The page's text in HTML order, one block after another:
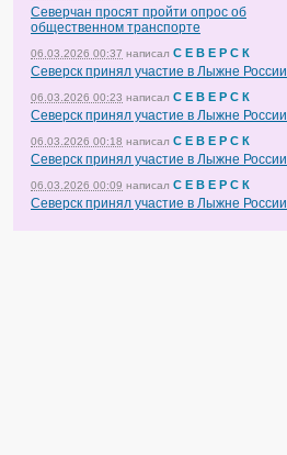
Северчан просят пройти опрос об
общественном транспорте
06.03.2026 00:37 написал С Е В Е Р С К
Северск принял участие в Лыжне России
06.03.2026 00:23 написал С Е В Е Р С К
Северск принял участие в Лыжне России
06.03.2026 00:18 написал С Е В Е Р С К
Северск принял участие в Лыжне России
06.03.2026 00:09 написал С Е В Е Р С К
Северск принял участие в Лыжне России